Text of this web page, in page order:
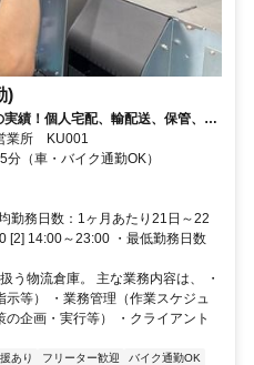
)
績！個人宅配、輸配送、保管、物
業所 KU001
（車・バイク通勤OK）
勤務日数：1ヶ月あたり21日～22
[2] 14:00～23:00 ・最低勤務日数
う物流倉庫。 主な業務内容は、 ・
等） ・業務管理（作業スケジュ
企画・実行等） ・クライアント
あり フリーター歓迎
バイク通勤OK